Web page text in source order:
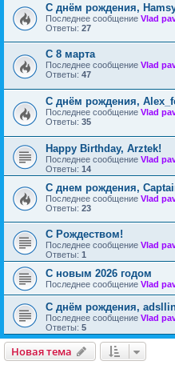
С днём рождения,
Последнее сообщение Vlad
Ответы: 27
С 8 марта
Последнее сообщение Vlad
Ответы: 47
С днём рождения,
Последнее сообщение Vlad
Ответы: 35
Happy Birthday, Arztek!
Последнее сообщение Vlad
Ответы: 14
С днем рождения,
Последнее сообщение Vlad
Ответы: 23
С Рождеством!
Последнее сообщение Vlad
Ответы: 1
С новым 2026 годом
Последнее сообщение Vlad
С днём рождения,
Последнее сообщение Vlad
Ответы: 5
Новая тема
Новаятема